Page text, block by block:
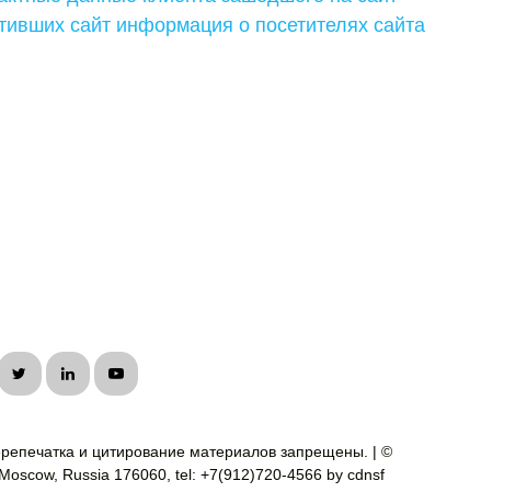
сайт информация о посетителях сайта
и цитирование материалов запрещены. | ©
Russia 176060, tel: +7(912)720-4566 by cdnsf